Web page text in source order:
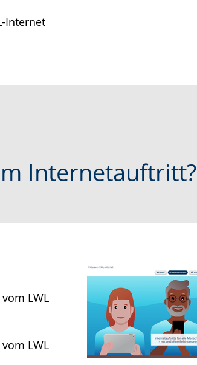
Internet
Internetauftritt?
LWL
LWL